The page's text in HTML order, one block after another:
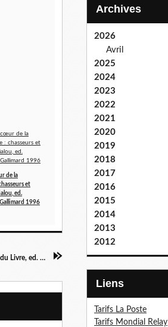
de la
et
ed.
1996
Livre «La Belle au Bois Dormant» n°48 coll. Mickey Club du Livre, ed. Disney Hachette 2001
Archives
2026
Avril
2025
2024
2023
2022
2021
2020
2019
2018
2017
2016
2015
2014
2013
2012
Liens
Tarifs La Poste
Tarifs Mondial Relay